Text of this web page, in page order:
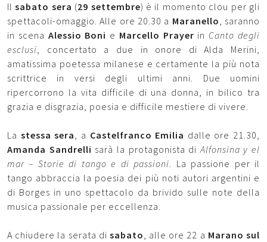
Ilsabato sera (29 settembre) è il momento clou per gli
spettacoli-omaggio. Alle ore 20.30 a Maranello, saranno
in scena Alessio Boni e Marcello Prayer in Canto degli
esclusi, concertato a due in onore di Alda Merini,
amatissima poetessa milanese e certamente la più nota
scrittrice in versi degli ultimi anni. Due uomini
ripercorrono la vita difficile di una donna, in bilico tra
grazia e disgrazia, poesia e difficile mestiere di vivere.
La stessa sera, a Castelfranco Emilia dalle ore 21.30,
Amanda Sandrelli sarà la protagonista diAlfonsina y el
mar – Storie di tango e di passioni. La passione per il
tango abbraccia la poesia dei più noti autori argentini e
di Borges in uno spettacolo da brivido sulle note della
musica passionale per eccellenza.
A chiudere la serata di sabato, alle ore 22 a Marano sul